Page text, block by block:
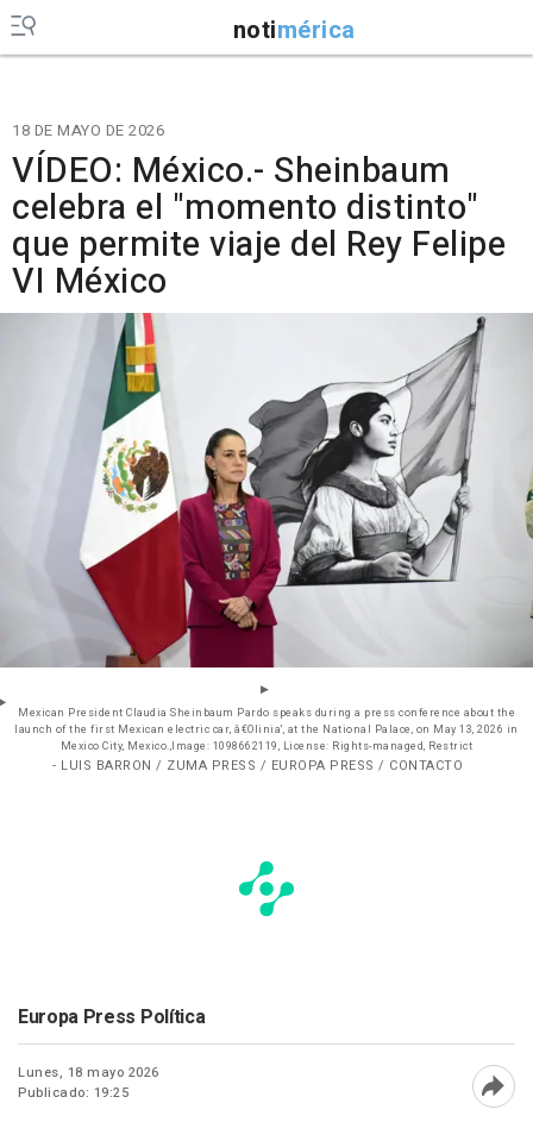
notimérica
18 DE MAYO DE 2026
VÍDEO: México.- Sheinbaum
celebra el "momento distinto"
que permite viaje del Rey Felipe
VI México
Mexican President Claudia Sheinbaum Pardo speaks during a press conference about the
launch of the first Mexican electric car, â€Olinia', at the National Palace, on May 13, 2026 in
Mexico City, Mexico.,Image: 1098662119, License: Rights-managed, Restrict
- LUIS BARRON / ZUMA PRESS / EUROPA PRESS / CONTACTO
Europa Press Política
Lunes, 18 mayo 2026
Publicado: 19:25